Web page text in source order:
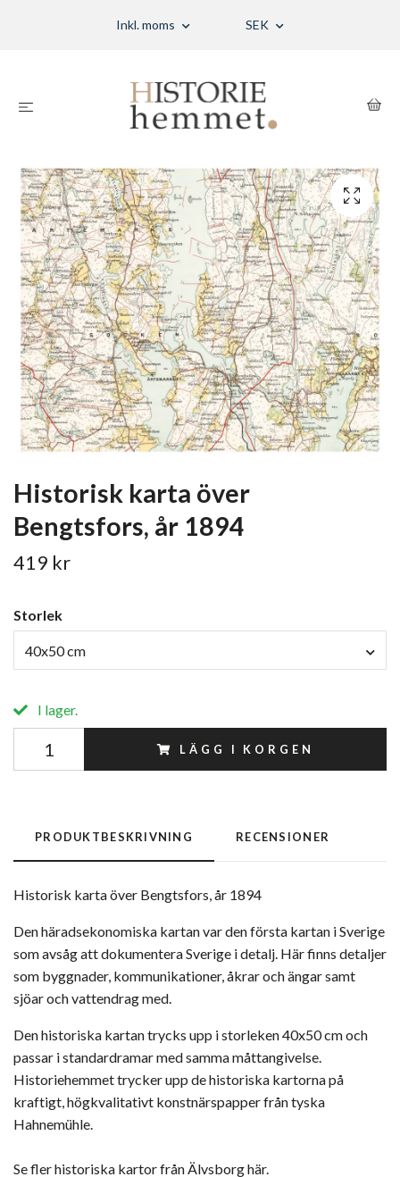
Inkl. moms SEK
Historisk karta över
Bengtsfors, år 1894
419 kr
Storlek
40x50 cm
I lager.
LÄGG I KORGEN
PRODUKTBESKRIVNING RECENSIONER
Historisk karta över Bengtsfors, år 1894
Den häradsekonomiska kartan var den första kartan i Sverige
som avsåg att dokumentera Sverige i detalj. Här finns detaljer
som byggnader, kommunikationer, åkrar och ängar samt
sjöar och vattendrag med.
Den historiska kartan trycks upp i storleken 40x50 cm och
passar i standardramar med samma måttangivelse.
Historiehemmet trycker upp de historiska kartorna på
kraftigt, högkvalitativt konstnärspapper från tyska
Hahnemühle.
Se fler historiska kartor från Älvsborg här.